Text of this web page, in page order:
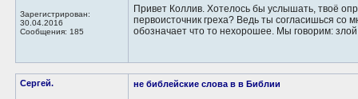
Зарегистрирован:
30.04.2016
Сообщения: 185
Привет Коллив. Хотелось бы услышать, твоё
первоисточник греха? Ведь ты согласишься со
обозначает что то нехорошее. Мы говорим:
Сергей. не библейские слова в в Библии